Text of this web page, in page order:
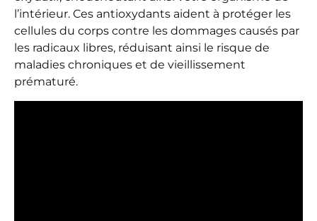
l’intérieur. Ces antioxydants aident à protéger les
cellules du corps contre les dommages causés par
les radicaux libres, réduisant ainsi le risque de
maladies chroniques et de vieillissement
prématuré.